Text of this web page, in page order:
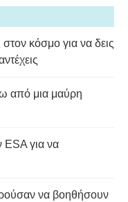
κόσμο για να δεις
από μια μαύρη
ESA για να
να βοηθήσουν